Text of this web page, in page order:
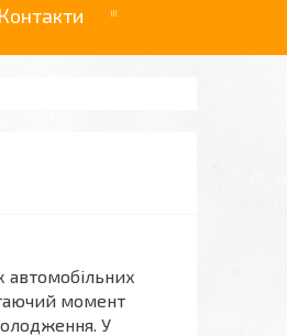
Контакти
автомобільних
момент
У